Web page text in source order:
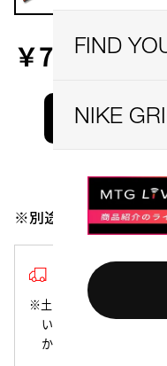
FIND
NIKE
￥72,490
お買
※別途送料5,500円が
1~2営業日以内
※土日祝日は商品の発送
いただいた商品は、翌
かじめご了承ください。